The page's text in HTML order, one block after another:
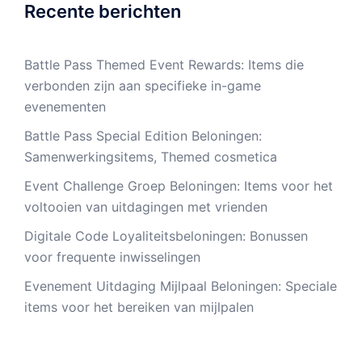
Recente berichten
Battle Pass Themed Event Rewards: Items die
verbonden zijn aan specifieke in-game
evenementen
Battle Pass Special Edition Beloningen:
Samenwerkingsitems, Themed cosmetica
Event Challenge Groep Beloningen: Items voor het
voltooien van uitdagingen met vrienden
Digitale Code Loyaliteitsbeloningen: Bonussen
voor frequente inwisselingen
Evenement Uitdaging Mijlpaal Beloningen: Speciale
items voor het bereiken van mijlpalen